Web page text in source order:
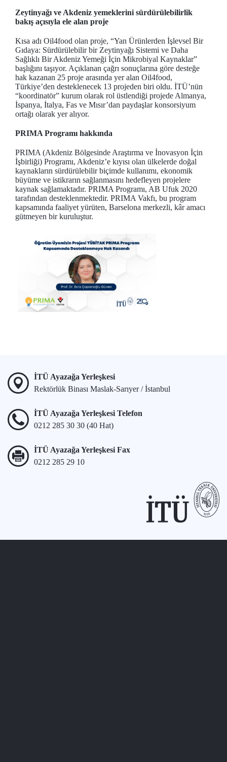
Zeytinyağı ve Akdeniz yemeklerini sürdürülebilirlik
bakış açısıyla ele alan proje
Kısa adı Oil4food olan proje, “Yan Ürünlerden İşlevsel Bir
Gıdaya: Sürdürülebilir bir Zeytinyağı Sistemi ve Daha
Sağlıklı Bir Akdeniz Yemeği İçin Mikrobiyal Kaynaklar”
başlığını taşıyor. Açıklanan çağrı sonuçlarına göre desteğe
hak kazanan 25 proje arasında yer alan Oil4food,
Türkiye’den desteklenecek 13 projeden biri oldu. İTÜ’nün
“koordinatör” kurum olarak rol üstlendiği projede Almanya,
İspanya, İtalya, Fas ve Mısır’dan paydaşlar konsorsiyum
ortağı olarak yer alıyor.
PRIMA Programı hakkında
PRIMA (Akdeniz Bölgesinde Araştırma ve İnovasyon İçin
İşbirliği) Programı, Akdeniz’e kıyısı olan ülkelerde doğal
kaynakların sürdürülebilir biçimde kullanımı, ekonomik
büyüme ve istikrarın sağlanmasını hedefleyen projelere
kaynak sağlamaktadır. PRIMA Programı, AB Ufuk 2020
tarafından desteklenmektedir. PRIMA Vakfı, bu program
kapsamında faaliyet yürüten, Barselona merkezli, kâr amacı
gütmeyen bir kuruluştur.
İTÜ Ayazağa Yerleşkesi
Rektörlük Binası Maslak-Sarıyer / İstanbul
İTÜ Ayazağa Yerleşkesi Telefon
0212 285 30 30 (40 Hat)
İTÜ Ayazağa Yerleşkesi Fax
0212 285 29 10